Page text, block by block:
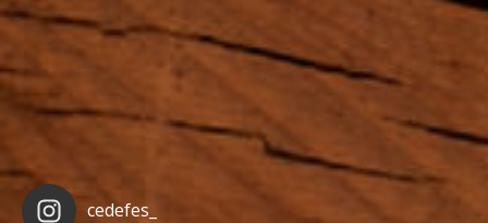
cedefes_